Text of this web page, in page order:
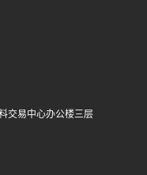
交易中心办公楼三层